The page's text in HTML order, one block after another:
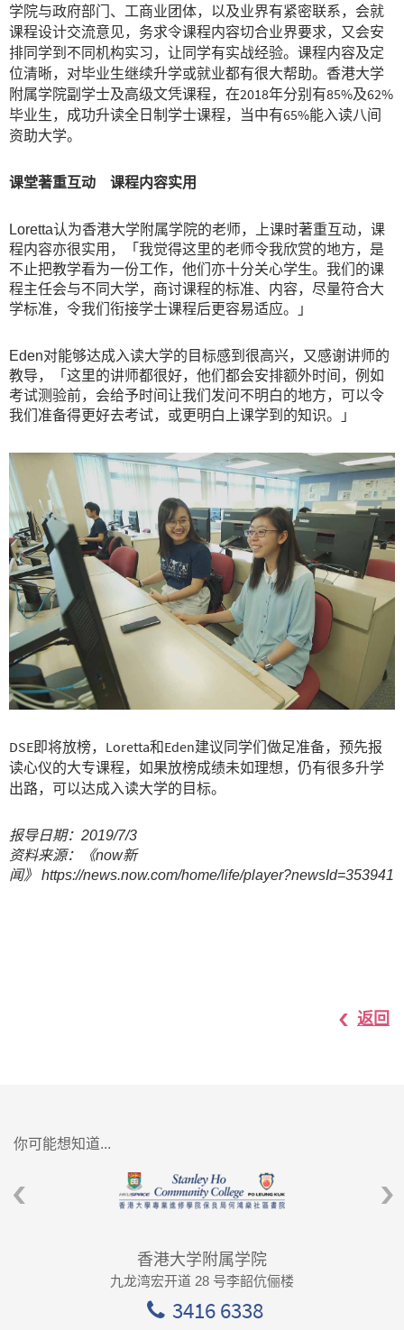
学院与政府部门、工商业团体，以及业界有紧密联系，会就
课程设计交流意见，务求令课程内容切合业界要求，又会安
排同学到不同机构实习，让同学有实战经验。课程内容及定
位清晰，对毕业生继续升学或就业都有很大帮助。香港大学
附属学院副学士及高级文凭课程，在2018年分别有85%及62%
毕业生，成功升读全日制学士课程，当中有65%能入读八间
资助大学。
课堂著重互动 课程内容实用
Loretta认为香港大学附属学院的老师，上课时著重互动，课
程内容亦很实用，「我觉得这里的老师令我欣赏的地方，是
不止把教学看为一份工作，他们亦十分关心学生。我们的课
程主任会与不同大学，商讨课程的标准、内容，尽量符合大
学标准，令我们衔接学士课程后更容易适应。」
Eden对能够达成入读大学的目标感到很高兴，又感谢讲师的
教导，「这里的讲师都很好，他们都会安排额外时间，例如
考试测验前，会给予时间让我们发问不明白的地方，可以令
我们准备得更好去考试，或更明白上课学到的知识。」
DSE即将放榜，Loretta和Eden建议同学们做足准备，预先报
读心仪的大专课程，如果放榜成绩未如理想，仍有很多升学
出路，可以达成入读大学的目标。
报导日期：2019/7/3
资料来源：《now新
闻》 https://news.now.com/home/life/player?newsId=353941
返回
你可能想知道...
香港大学附属学院
九龙湾宏开道 28 号李韶伉俪楼
3416 6338